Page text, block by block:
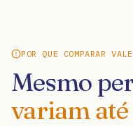
POR QUE COMPARAR
Mesmo
variam até